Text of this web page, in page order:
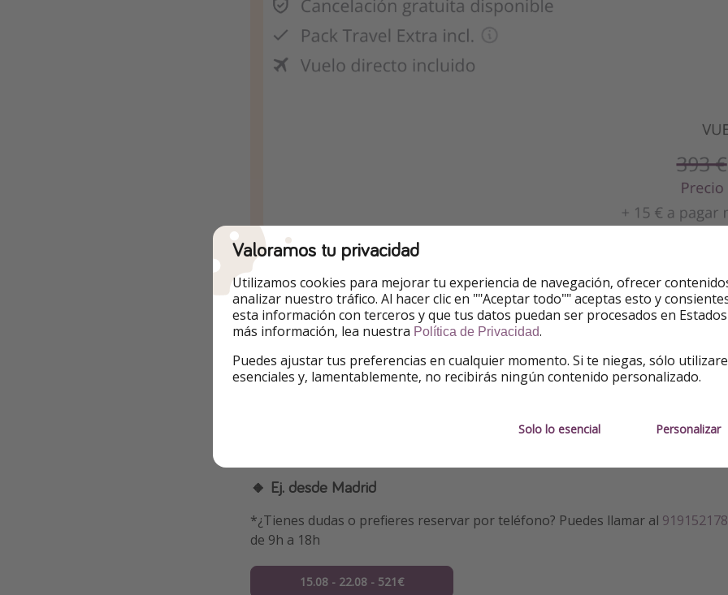
Ir a la oferta
🟡 Precio a fecha de publicación. Sujeto a cambios.
Otras opciones
. Puedes cambiarlas.
🔸 Ej. desde Madrid
*¿Tienes dudas o prefieres reservar por teléfono? Puedes llamar al 919152178
de 9h a 18h
15.08 - 22.08 - 521€
Valoramos tu privacidad
Utilizamos cookies para mejorar tu experiencia de navegación, ofrecer
analizar nuestro tráfico. Al hacer clic en ""Aceptar todo"" aceptas esto y
esta información con terceros y que tus datos puedan ser procesados en Estados
más información, lea nuestra Política de Privacidad.
Puedes ajustar tus preferencias en cualquier momento. Si te niegas, sólo
esenciales y, lamentablemente, no recibirás ningún contenido personalizado.
Solo lo esencial Personalizar